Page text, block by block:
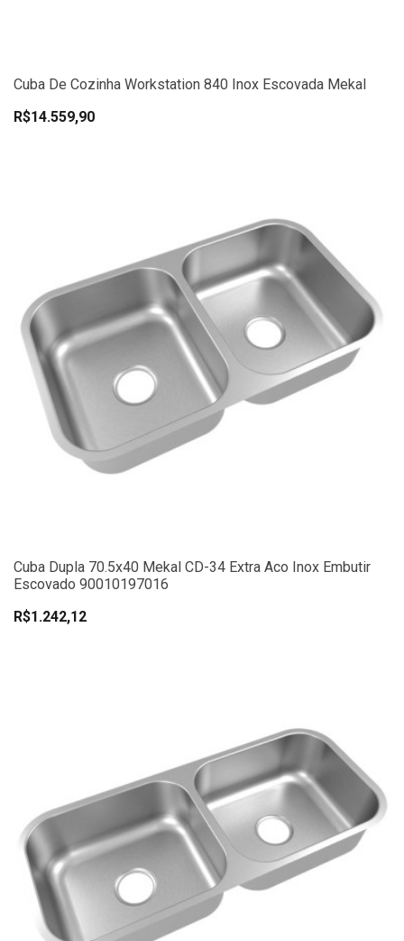
Cuba De Cozinha Workstation 840 Inox Escovada Mekal
R$14.559,90
Cuba Dupla 70.5x40 Mekal CD-34 Extra Aco Inox Embutir
Escovado 90010197016
R$1.242,12